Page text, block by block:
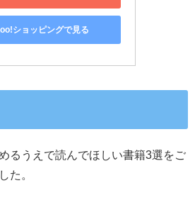
ショッピングで見る
るうえで読んでほしい書籍3選をご
た。